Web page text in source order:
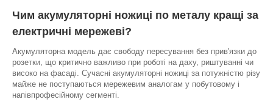
Чим акумуляторні ножиці по металу кращі за
електричні мережеві?
Акумуляторна модель дає свободу пересування без прив'язки до
розетки, що критично важливо при роботі на даху, риштуванні чи
високо на фасаді. Сучасні акумуляторні ножиці за потужністю різу
майже не поступаються мережевим аналогам у побутовому і
напівпрофесійному сегменті.